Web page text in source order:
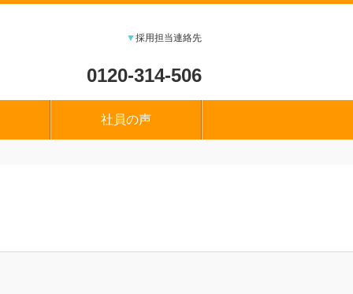
▼採用担当連絡先
0120-314-506
社員の声